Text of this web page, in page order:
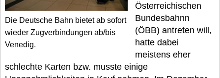
Die Deutsche Bahn bietet ab sofort
wieder Zugverbindungen ab/bis
Venedig.
Österreichischen
Bundesbahnn
(ÖBB) antreten will,
hatte dabei
meistens eher
schlechte Karten bzw. musste einige